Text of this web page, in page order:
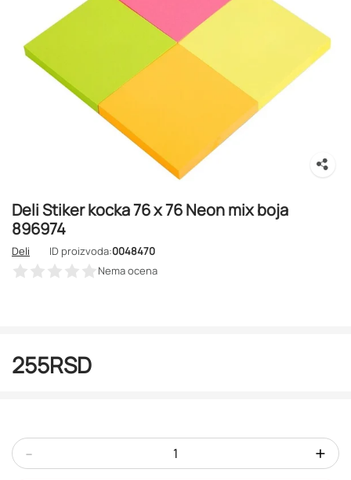
Deli Stiker kocka 76 x 76 Neon mix boja
896974
Deli ID proizvoda:0048470
Nema ocena
255RSD
- +